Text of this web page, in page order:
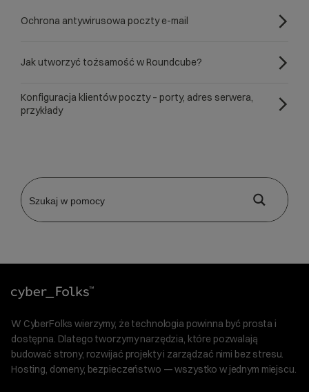
Ochrona antywirusowa poczty e-mail
Jak utworzyć tożsamość w Roundcube?
Konfiguracja klientów poczty – porty, adres serwera,
przykłady
W CyberFolks wierzymy, że technologia powinna być prosta i
dostępna. Dlatego tworzymy narzędzia, które pozwalają
budować strony, rozwijać projekty i zarządzać nimi bez stresu.
Hosting, domeny, bezpieczeństwo — wszystko w jednym miejscu.